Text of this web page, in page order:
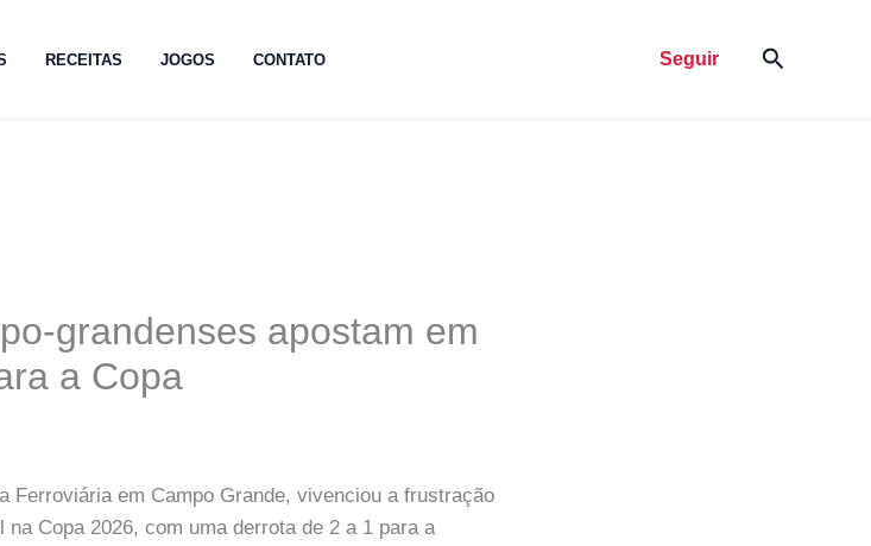
RECEITAS JOGOS CONTATO Seguir Pesquisar
grandenses apostam em
a Copa
Ferroviária em Campo Grande, vivenciou a frustração
Copa 2026, com uma derrota de 2 a 1 para a